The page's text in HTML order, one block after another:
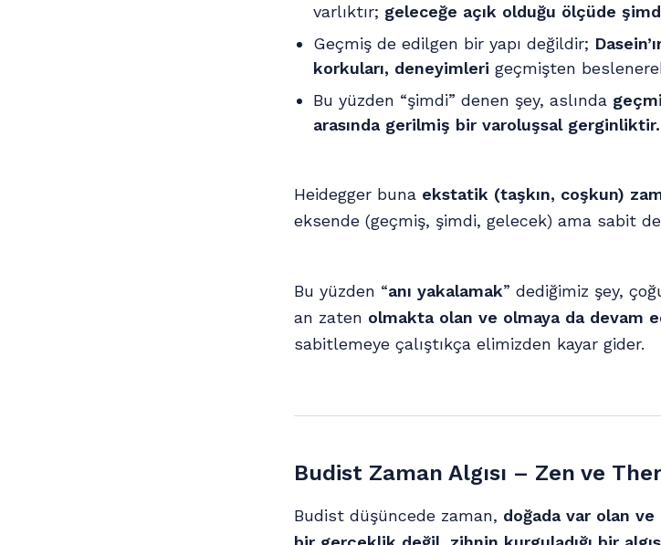
varlıktır; geleceğe açık olduğu ölçüde
Geçmiş de edilgen bir yapı değildir;
korkuları, deneyimleri geçmişten
Bu yüzden “şimdi” denen şey, aslında
arasında gerilmiş bir varoluşsal gerginliktir.
Heidegger buna ekstatik (taşkın, coşkun)
eksende (geçmiş, şimdi, gelecek) ama sabit
Bu yüzden “anı yakalamak” dediğimiz şey,
an zaten olmakta olan ve olmaya da devam
sabitlemeye çalıştıkça elimizden kayar gider.
Budist Zaman Algısı – Zen ve
Budist düşüncede zaman, doğada var olan